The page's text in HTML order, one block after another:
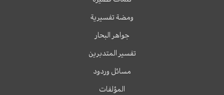
ومضة تفسيرية
جواهر البحار
تفسير المتدبرين
مسائل وردود
المؤلفات